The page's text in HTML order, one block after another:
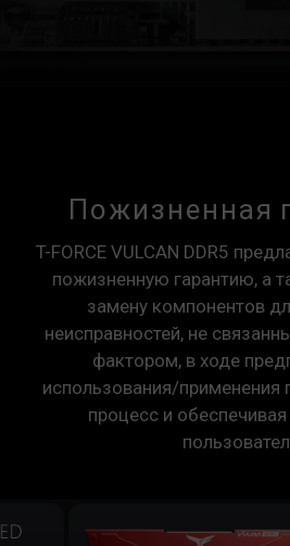
Пожизненная
T-FORCE VULCAN DDR5
пожизненную гарантию, а
замену компонентов
неисправностей, не
фактором, в ходе
использования/применения
процесс и